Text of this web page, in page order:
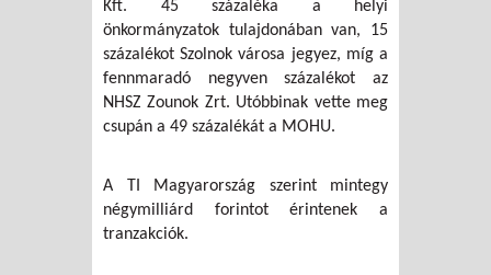
Kft. 45 százaléka a helyi
önkormányzatok tulajdonában van, 15
százalékot Szolnok városa jegyez, míg a
fennmaradó negyven százalékot az
NHSZ Zounok Zrt. Utóbbinak vette meg
csupán a 49 százalékát a MOHU.
A TI Magyarország szerint mintegy
négymilliárd forintot érintenek a
tranzakciók.